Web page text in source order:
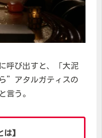
呼び出すと、「大泥
”アタルガティスの
言う。
】